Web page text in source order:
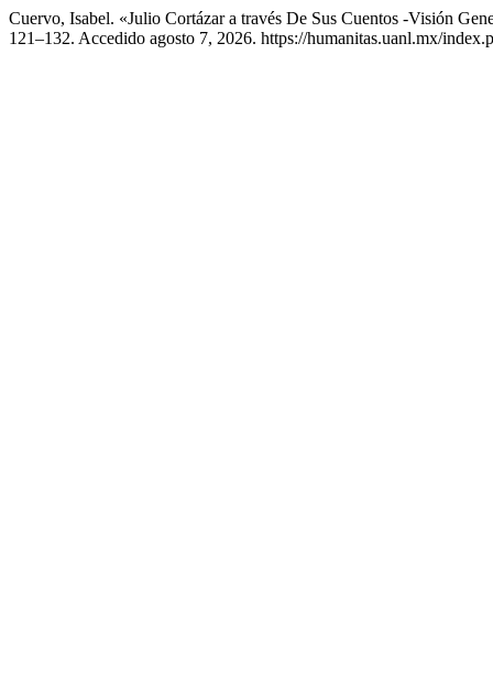
Cuervo, Isabel. «Julio Cortázar a través De Sus Cuentos -Visión
121–132. Accedido agosto 7, 2026. https://humanitas.uanl.mx/